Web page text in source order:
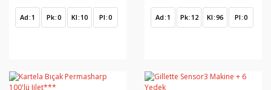
Ad 1 Pk 0 Kl 10 Pl 0 Ad 1 Pk 12 Kl 96 Pl 0